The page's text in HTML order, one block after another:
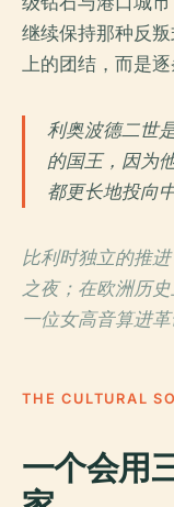
继续保持那种反
上的团结，而是逐
利奥波德二世
的国王，因为
都更长地投向
比利时独立的推
之夜；在欧洲历
一位女高音算进革
THE CULTURAL
一个会用